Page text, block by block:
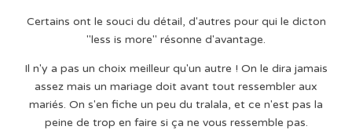
Certains ont le souci du détail, d'autres pour qui le dicton
"less is more" résonne d'avantage.
Il n'y a pas un choix meilleur qu'un autre ! On le dira jamais
assez mais un mariage doit avant tout ressembler aux
mariés. On s'en fiche un peu du tralala, et ce n'est pas la
peine de trop en faire si ça ne vous ressemble pas.